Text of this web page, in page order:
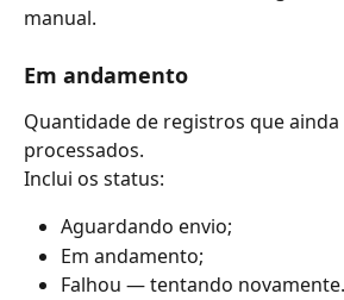
manual.
Em andamento
Quantidade de registros que
processados.
Inclui os status:
Aguardando envio;
Em andamento;
Falhou — tentando novamente.